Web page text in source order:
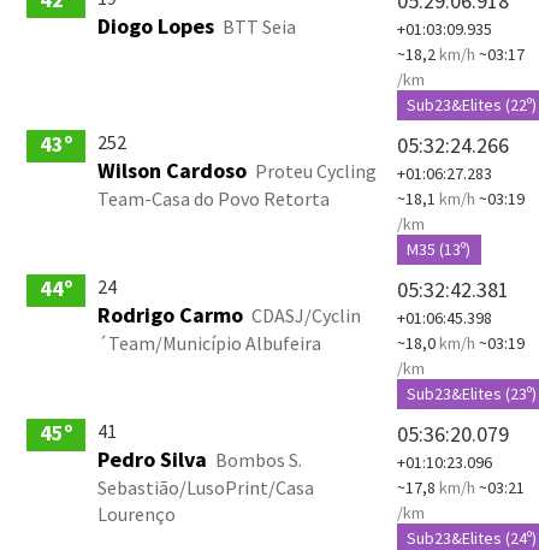
Diogo Lopes BTT Seia
+01:03:09.935
~18,2km/h ~03:17
/km
Sub23&Elites (22º)
43º 252
Wilson Cardoso Proteu Cycling
Team-Casa do Povo Retorta
05:32:24.266
+01:06:27.283
~18,1 km/h ~03:19
/km
M35 (13º)
44º 24
Rodrigo Carmo CDASJ/Cyclin
´Team/Município Albufeira
05:32:42.381
+01:06:45.398
~18,0km/h ~03:19
/km
Sub23&Elites (23º)
45º 41
Pedro Silva Bombos S.
Sebastião/LusoPrint/Casa
Lourenço
05:36:20.079
+01:10:23.096
~17,8 km/h ~03:21
/km
Sub23&Elites (24º)